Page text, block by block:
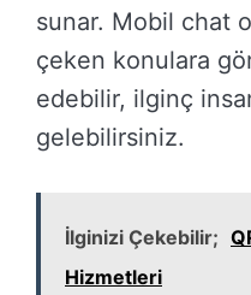
sunar. Mobil chat
çeken konulara
edebilir, ilginç
gelebilirsiniz.
İlginizi Çekebilir;
Hizmetleri